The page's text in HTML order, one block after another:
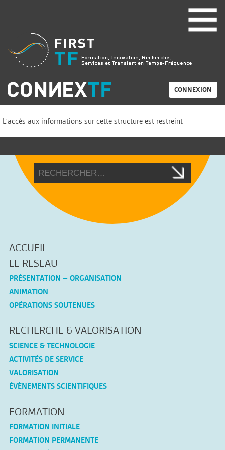
CONNEXION
L'accès aux informations sur cette structure est restreint
ACCUEIL
LE RESEAU
PRÉSENTATION – ORGANISATION
ANIMATION
OPÉRATIONS SOUTENUES
RECHERCHE & VALORISATION
SCIENCE & TECHNOLOGIE
ACTIVITÉS DE SERVICE
VALORISATION
ÉVÈNEMENTS SCIENTIFIQUES
FORMATION
FORMATION INITIALE
FORMATION PERMANENTE